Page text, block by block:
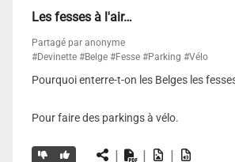
Les fesses à l'air…
Partagé par anonyme
#Devinette #Belge #Fesse #Parking #Vélo
Pourquoi enterre-t-on les Belges les
Pour faire des parkings à vélo.
| | |